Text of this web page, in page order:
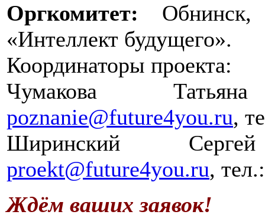
Оргкомитет:
«Интеллект будущего».
Координаторы проекта:
Чумакова
poznanie@future4you.ru,
Ширинский
proekt@future4you.ru,
Ждём ваших заявок!